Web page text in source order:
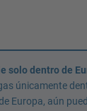
solo dentro de
únicamente
Europa, aún